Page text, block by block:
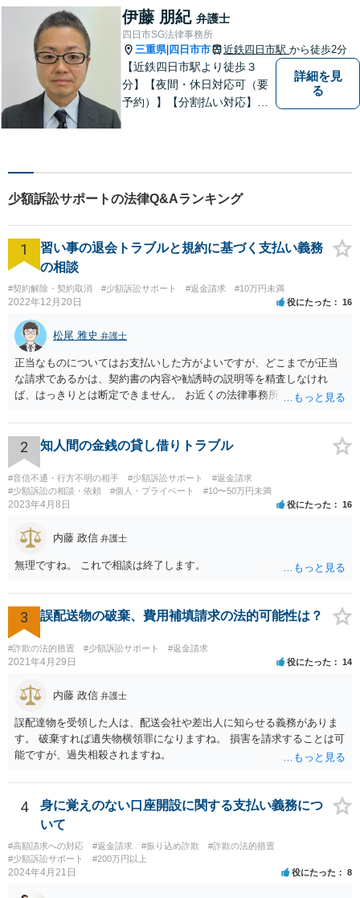
伊藤 朋紀 弁護士
四日市SG法律事務所
三重県| 四日市市 近鉄四日市駅 から徒歩2分
【近鉄四日市駅より徒歩３
分】【夜間・休日対応可（要
予約）】【分割払い対応】
して、一緒に解決方法を考え
る手助けをさせていただけれ
ばと思いますので、お気軽に
ご相談ください。
詳細を見
る
少額訴訟サポートの法律Q&Aランキング
1
習い事の退会トラブルと規約に基づく支払い義務
の相談
#契約解除・契約取消 #少額訴訟サポート #返金請求 #10万円未満
2022年12月20日 役にたった 16
松尾 雅史 弁護士
正当なものについてはお支払いした方がよいですが、どこまでが正当
な請求であるかは、契約書の内容や勧誘時の説明等を精査しなけれ
ば、はっきりとは断定できません。 お近くの法律事務所や、市役所・
費者生活センター(https://www.kokusen.go.jp/map/)も親身に相談に乗
ってくれますので、一度ご利用されることをおすすめします。
2 知人間の金銭の貸し借りトラブル
#音信不通・行方不明の相手 #少額訴訟サポート
#返金請求
#少額訴訟の相談・依頼
#個人・プライベート #10〜50万円未満
2023年4月8日 役にたった 16
内藤 政信 弁護士
無理ですね。 これで相談は終了します。
3 誤配送物の破棄、費用補填請求の法的可能性は？
#詐欺の法的措置 #少額訴訟サポート #返金請求
2021年4月29日 役にたった 14
内藤 政信 弁護士
誤配達物を受領した人は、配送会社や差出人に知らせる義務がありま
す。 破棄すれば遺失物横領罪になりますね。 損害を請求することは可
能ですが、過失相殺されますね。
4
身に覚えのない口座開設に関する支払い義務につ
いて
#高額請求への対応 #返金請求 #振り込め詐欺
#詐欺の法的措置
#少額訴訟サポート
#200万円以上
2024年4月21日 役にたった 8